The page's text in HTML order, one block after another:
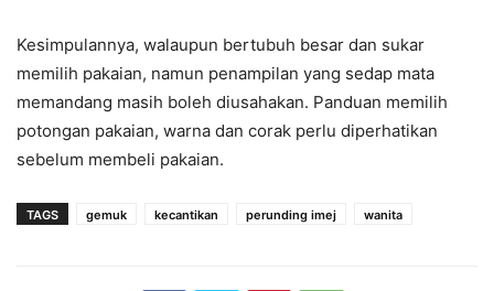
Kesimpulannya, walaupun bertubuh besar dan sukar
memilih pakaian, namun penampilan yang sedap mata
memandang masih boleh diusahakan. Panduan memilih
potongan pakaian, warna dan corak perlu diperhatikan
sebelum membeli pakaian.
TAGS gemuk kecantikan perunding imej wanita